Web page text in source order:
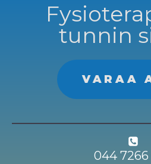
tunnin
VARAA
044 7266